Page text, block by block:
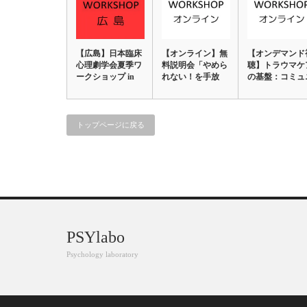
【広島】日本臨床
心理劇学会夏季ワ
ークショップ in
【オンライン】無
料説明会「やめら
れない！を手放
ネ…
【オンデマンド
聴】トラウマケ
の基盤：コミュ
ン…
トップページに戻る
PSYlabo
Psychology laboratory